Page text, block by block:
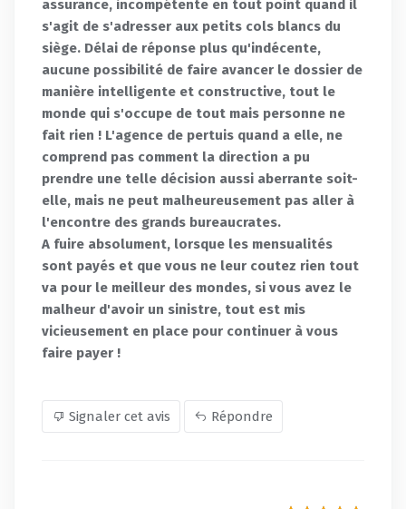
assurance, incompétente en tout point quand il
s'agit de s'adresser aux petits cols blancs du
siège. Délai de réponse plus qu'indécente,
aucune possibilité de faire avancer le dossier de
manière intelligente et constructive, tout le
monde qui s'occupe de tout mais personne ne
fait rien ! L'agence de pertuis quand a elle, ne
comprend pas comment la direction a pu
prendre une telle décision aussi aberrante soit-
elle, mais ne peut malheureusement pas aller à
l'encontre des grands bureaucrates.
A fuire absolument, lorsque les mensualités
sont payés et que vous ne leur coutez rien tout
va pour le meilleur des mondes, si vous avez le
malheur d'avoir un sinistre, tout est mis
vicieusement en place pour continuer à vous
faire payer !
Signaler cet avis Répondre